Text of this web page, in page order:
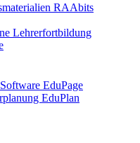
RAAbits
Lehrerfortbildung
EduPage
EduPlan